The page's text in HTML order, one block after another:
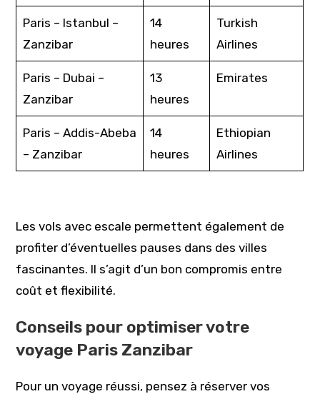
Paris – Istanbul –
Zanzibar
14
heures
Turkish
Airlines
Paris – Dubai –
Zanzibar
13
heures
Emirates
Paris – Addis-Abeba
– Zanzibar
14
heures
Ethiopian
Airlines
Les vols avec escale permettent également de
profiter d’éventuelles pauses dans des villes
fascinantes. Il s’agit d’un bon compromis entre
coût et flexibilité.
Conseils pour optimiser votre
voyage Paris Zanzibar
Pour un voyage réussi, pensez à réserver vos